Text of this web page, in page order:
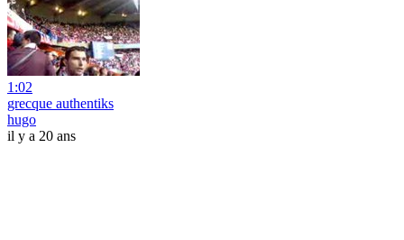
1:02
grecque authentiks
hugo
il y a 20 ans